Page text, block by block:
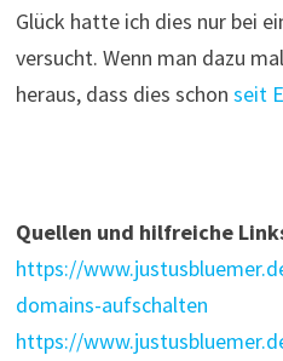
Glück hatte ich dies nur bei
versucht. Wenn man dazu
heraus, dass dies schon seit
Quellen und hilfreiche Lin
https://
domains-aufschalten
https://